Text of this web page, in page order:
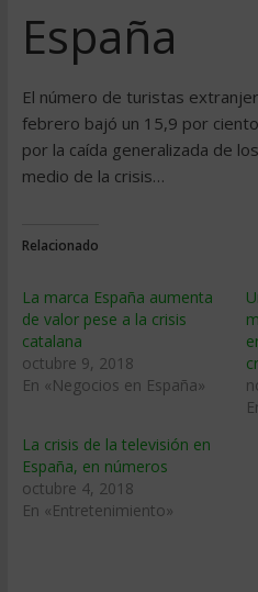
España
El número de turistas
febrero bajó un 15,9 por
por la caí­da generalizada de
medio de la crisis…
Relacionado
La marca España aumenta
de valor pese a la crisis
catalana
octubre 9, 2018
En «Negocios en España»
La crisis de la televisión en
España, en números
octubre 4, 2018
En «Entretenimiento»